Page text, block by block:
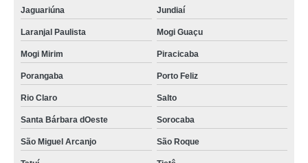
Jaguariúna Jundiaí
Laranjal Paulista Mogi Guaçu
Mogi Mirim Piracicaba
Porangaba Porto Feliz
Rio Claro Salto
Santa Bárbara dOeste Sorocaba
São Miguel Arcanjo São Roque